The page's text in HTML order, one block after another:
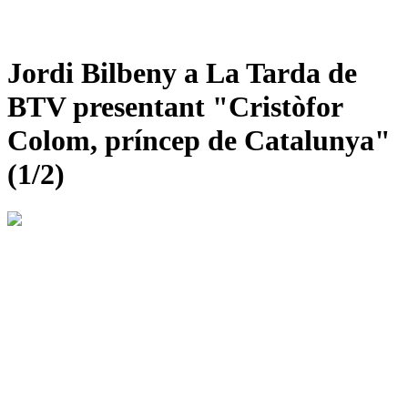
Jordi Bilbeny a La Tarda de
BTV presentant "Cristòfor
Colom, príncep de Catalunya"
(1/2)